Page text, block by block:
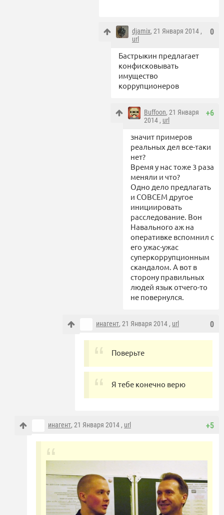
0
djamix, 21 Января 2014 ,
url
Бастрыкин предлагает
конфисковывать
имущество
коррупционеров
+6
Buffoon, 21 Января
2014 , url
значит примеров
реальных дел все-таки
нет?
Время у нас тоже 3 раза
меняли и что?
Одно дело предлагать
и СОВСЕМ другое
инициировать
расследование. Вон
Навального аж на
оперативке вспомнил с
его ужас-ужас
суперкоррупционным
скандалом. А вот в
сторону правильных
людей язык отчего-то
не повернулся.
0
инагент, 21 Января 2014 , url
Поверьте
Я тебе конечно верю
+5
инагент, 21 Января 2014 , url